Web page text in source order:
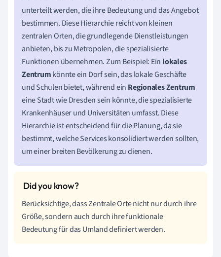
unterteilt werden, die ihre Bedeutung und das Angebot
bestimmen. Diese Hierarchie reicht von kleinen
zentralen Orten, die grundlegende Dienstleistungen
anbieten, bis zu Metropolen, die spezialisierte
Funktionen übernehmen. Zum Beispiel: Ein lokales
Zentrumkönnte ein Dorf sein, das lokale Geschäfte
und Schulen bietet, während ein Regionales Zentrum
eine Stadt wie Dresden sein könnte, die spezialisierte
Krankenhäuser und Universitäten umfasst. Diese
Hierarchie ist entscheidend für die Planung, da sie
bestimmt, welche Services konsolidiert werden sollten,
um einer breiten Bevölkerung zu dienen.
Berücksichtige, dass Zentrale Orte nicht nur durch ihre
Größe, sondern auch durch ihre funktionale
Bedeutung für das Umland definiert werden.